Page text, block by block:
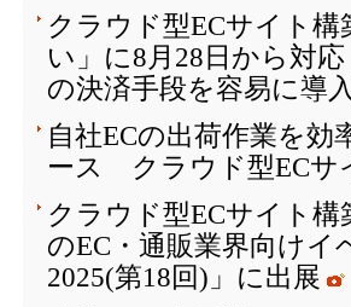
クラウド型ECサイト構
い」に8月28日から対
の決済手段を容易に導
自社ECの出荷作業を
ース クラウド型ECサ
クラウド型ECサイト構
のEC・通販業界向け
2025(第18回)」に出展